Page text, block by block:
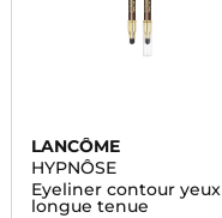
LANCÔME
HYPNÔSE
Eyeliner contour yeux
longue tenue